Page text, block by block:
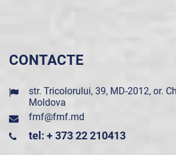
CONTACTE
str. Tricolorului, 39, MD-2012, or.
Moldova
fmf@fmf.md
tel: + 373 22 210413